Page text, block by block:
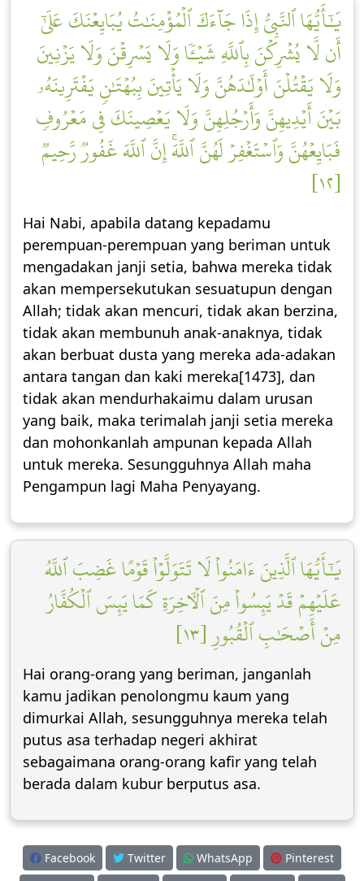
يَٰٓأَيُّهَا ٱلنَّبِيُّ إِذَا جَآءَكَ ٱلۡمُؤۡمِنَٰتُ يُبَايِعۡنَكَ عَلَىٰٓ
أَن لَّا يُشۡرِكۡنَ بِٱللَّهِ شَيۡـٔٗا وَلَا يَسۡرِقۡنَ وَلَا يَزۡنِينَ
وَلَا يَقۡتُلۡنَ أَوۡلَٰدَهُنَّ وَلَا يَأۡتِينَ بِبُهۡتَٰنٖ يَفۡتَرِينَهُۥ
بَيۡنَ أَيۡدِيهِنَّ وَأَرۡجُلِهِنَّ وَلَا يَعۡصِينَكَ فِي مَعۡرُوفٖ
فَبَايِعۡهُنَّ وَٱسۡتَغۡفِرۡ لَهُنَّ ٱللَّهَۚ إِنَّ ٱللَّهَ غَفُورٞ رَّحِيمٞ
[١٢]
Hai Nabi, apabila datang kepadamu
perempuan-perempuan yang beriman untuk
mengadakan janji setia, bahwa mereka tidak
akan mempersekutukan sesuatupun dengan
Allah; tidak akan mencuri, tidak akan berzina,
tidak akan membunuh anak-anaknya, tidak
akan berbuat dusta yang mereka ada-adakan
antara tangan dan kaki mereka[1473], dan
tidak akan mendurhakaimu dalam urusan
yang baik, maka terimalah janji setia mereka
dan mohonkanlah ampunan kepada Allah
untuk mereka. Sesungguhnya Allah maha
Pengampun lagi Maha Penyayang.
يَٰٓأَيُّهَا ٱلَّذِينَ ءَامَنُواْ لَا تَتَوَلَّوۡاْ قَوۡمًا غَضِبَ ٱللَّهُ
عَلَيۡهِمۡ قَدۡ يَئِسُواْ مِنَ ٱلۡأٓخِرَةِ كَمَا يَئِسَ ٱلۡكُفَّارُ
مِنۡ أَصۡحَٰبِ ٱلۡقُبُورِ [١٣]
Hai orang-orang yang beriman, janganlah
kamu jadikan penolongmu kaum yang
dimurkai Allah, sesungguhnya mereka telah
putus asa terhadap negeri akhirat
sebagaimana orang-orang kafir yang telah
berada dalam kubur berputus asa.
Facebook Twitter WhatsApp
Pinterest